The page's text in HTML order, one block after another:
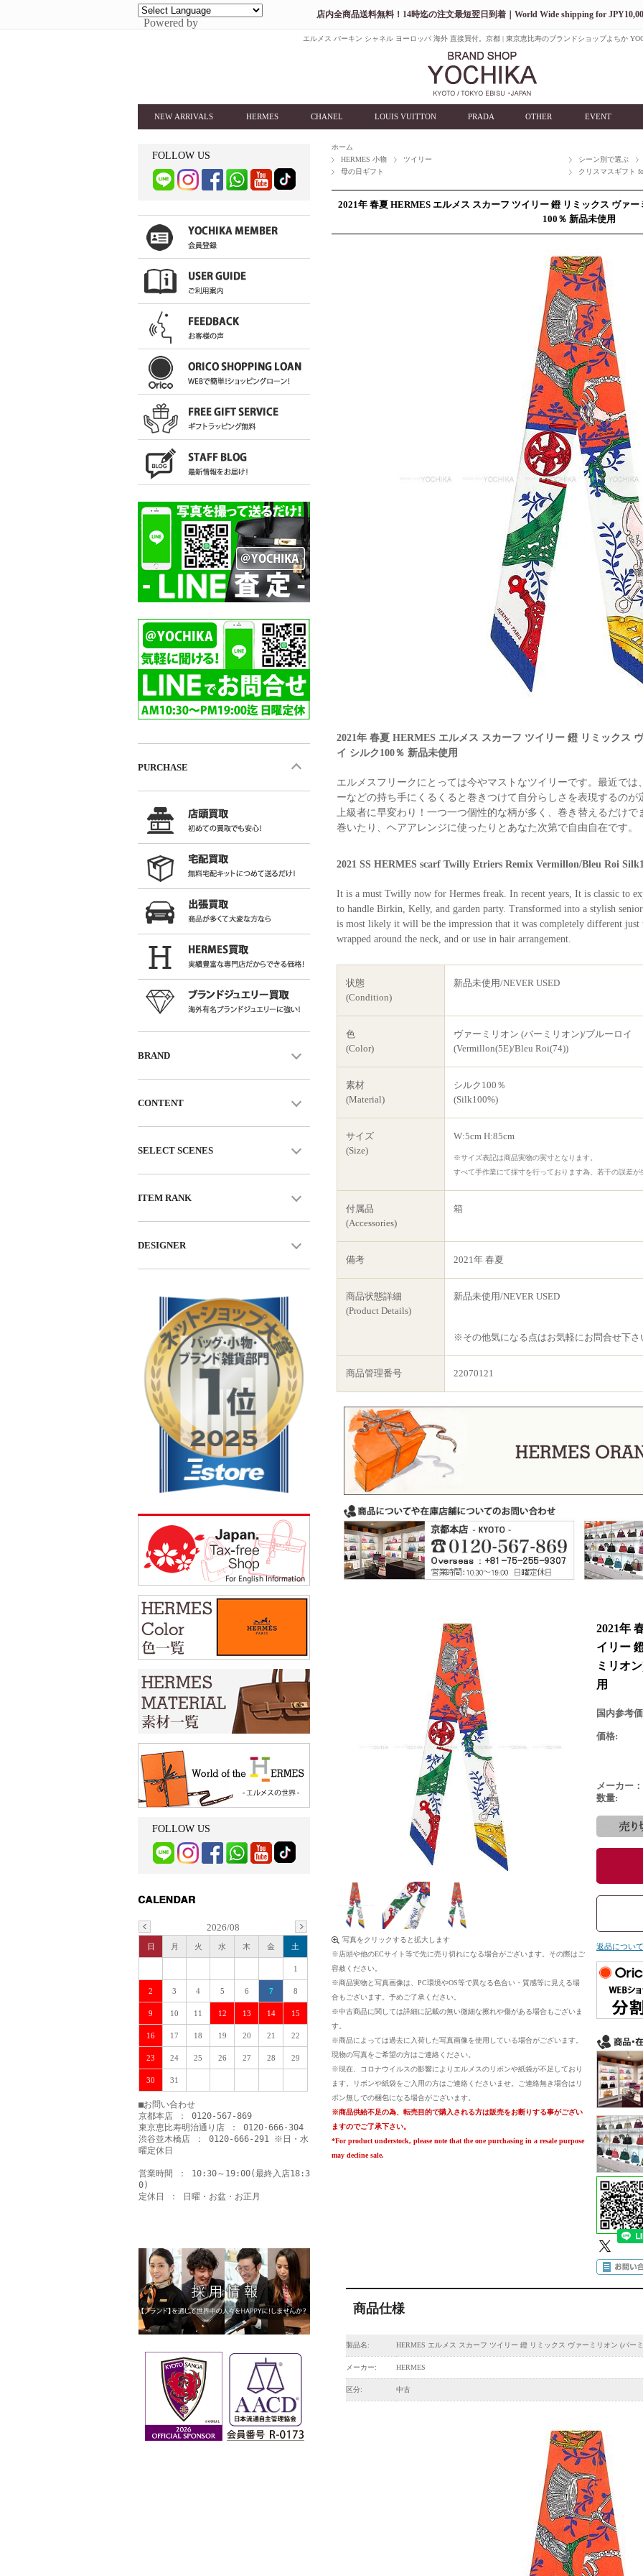
Powered by
店内全商品送料無料！14時迄の注文最短翌日到着｜World Wide shipping for
エルメス バーキン シャネル ヨーロッパ 海外 直接買付。京都 | 東京恵比寿のブランドショップよちか
NEW ARRIVALS HERMES CHANEL LOUIS VUITTON PRADA OTHER EVENT
ホーム
HERMES 小物
ツイリー
シーン別で選ぶ
母の日ギフト
クリスマスギフト
2021年 春夏 HERMES エルメス スカーフ ツイリー 鐙 リミックス ヴァ
100％ 新品未使用
2021年 春夏 HERMES エルメス スカーフ ツイリー 鐙 リミックス
イ シルク100％ 新品未使用
エルメスフリークにとっては今やマストなツイリーです。最近で
ーなどの持ち手にくるくると巻きつけて自分らしさを表現するの
上級者に早変わり！一つ一つ個性的な柄が多く、巻き替えるだけ
巻いたり、ヘアアレンジに使ったりとあなた次第で自由自在です。
2021 SS HERMES scarf Twilly Etriers Remix Vermillon/Bleu Roi
It is a must Twilly now for Hermes freak. In recent years, It is classic to
to handle Birkin, Kelly, and garden party. Transformed into a stylish
is most likely it will be the impression that it was completely different
wrapped around the neck, and or use in hair arrangement.
状態
(Condition)
新品未使用/NEVER USED
色
(Color)
ヴァーミリオン (バーミリオン)/ブルーロイ
(Vermillon(5E)/Bleu Roi(74))
素材
(Material)
シルク100％
(Silk100%)
サイズ
(Size)
W:5cm H:85cm
※サイズ表記は商品実物の実寸となります。
すべて手作業にて採寸を行っております為、若干の誤差
付属品
(Accessories)
箱
備考 2021年 春夏
商品状態詳細
(Product Details)
新品未使用/NEVER USED
※その他気になる点はお気軽にお問合せ下さ
商品管理番号 22070121
写真をクリックすると拡大します
※店頭や他のECサイト等で先に売り切れになる場合がございます。その際はご
容赦ください。
※商品実物と写真画像は、PC環境やOS等で異なる色合い・質感等に見える場
合もございます。予めご了承ください。
※中古商品に関しては詳細に記載の無い微細な擦れや傷がある場合もございま
す。
※商品によっては過去に入荷した写真画像を使用している場合がございます。
現物の写真をご希望の方はご連絡ください。
※現在、コロナウイルスの影響によりエルメスのリボンや紙袋が不足しており
ます。リボンや紙袋をご入用の方はご連絡くださいませ。ご連絡無き場合はリ
ボン無しでの梱包になる場合がございます。
※商品供給不足の為、転売目的で購入される方は販売をお断りする事がござい
ますのでご了承下さい。
*For product understock, please note that the one purchasing in a resale purpose
may decline sale.
2021年
イリー
ミリオ
用
国内参考
価格:
メーカー：
数量:
返品につい
商品仕様
製品名: HERMES エルメス スカーフ ツイリー 鐙 リミックス ヴァーミリオン (バーミ
メーカー: HERMES
区分: 中古
FOLLOW US
PURCHASE
BRAND
CONTENT
SELECT SCENES
ITEM RANK
DESIGNER
FOLLOW US
2026/08
日 月 火 水 木 金 土
1
2 3 4 5 6 7 8
9 10 11 12 13 14 15
16 17 18 19 20 21 22
23 24 25 26 27 28 29
30 31
■お問い合わせ
京都本店 ： 0120-567-869
東京恵比寿明治通り店 ： 0120-666-304
渋谷並木橋店 ： 0120-666-291 ※日・水
曜定休日
営業時間 ： 10:30～19:00(最終入店18:3
0)
定休日 ： 日曜・お盆・お正月